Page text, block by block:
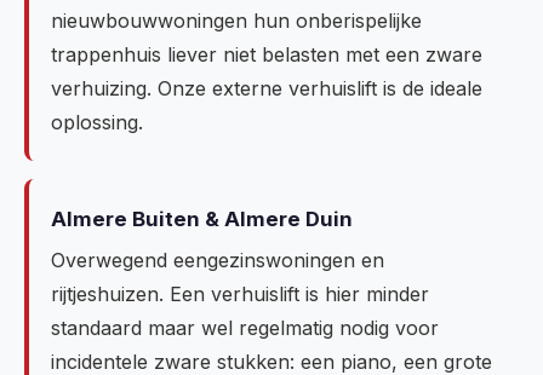
nieuwbouwwoningen hun onberispelijke
trappenhuis liever niet belasten met een zware
verhuizing. Onze externe verhuislift is de ideale
oplossing.
Almere Buiten & Almere Duin
Overwegend eengezinswoningen en
rijtjeshuizen. Een verhuislift is hier minder
standaard maar wel regelmatig nodig voor
incidentele zware stukken: een piano, een grote